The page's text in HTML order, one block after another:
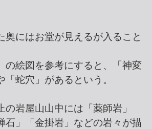
奥にはお堂が見えるが入ること
の絵図を参考にすると、「神変
蛇穴」があるという。
の岩屋山山中には「薬師岩」
石」「金掛岩」などの岩々が描